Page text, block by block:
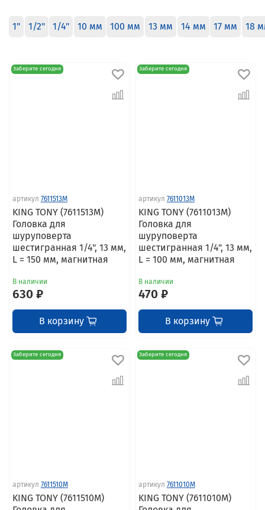
1" 1/2" 1/4" 10 мм 100 мм 13 мм 14 мм 17 мм 18
Заберите сегодня
артикул 7611513M
KING TONY (7611513M)
Головка для
шуруповерта
шестигранная 1/4", 13 мм,
L = 150 мм, магнитная
В наличии
630 ₽
В корзину
Заберите сегодня
артикул 7611013M
KING TONY (7611013M)
Головка для
шуруповерта
шестигранная 1/4", 13 мм,
L = 100 мм, магнитная
В наличии
470 ₽
В корзину
Заберите сегодня
артикул 7611510M
KING TONY (7611510M)
Заберите сегодня
артикул 7611010M
KING TONY (7611010M)